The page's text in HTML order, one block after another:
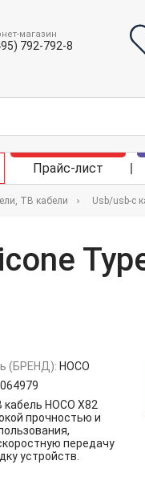
магазин
792-792-8
Прайс-лист
ТВ кабели Usb/usb-c
(БРЕНД): HOCO
кабель HOCO X82
прочностью и
передачу
устройств.